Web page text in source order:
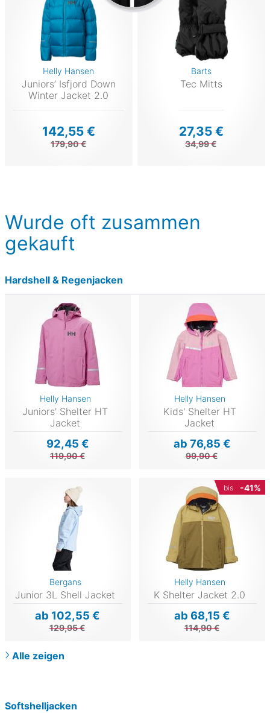
Helly Hansen
Juniors’ Isfjord Down
Winter Jacket 2.0
142,55 €
179,90 €
Barts
Tec Mitts
27,35 €
34,99 €
Wurde oft zusammen
gekauft
Hardshell & Regenjacken
Helly Hansen
Juniors' Shelter HT
Jacket
92,45 €
119,90 €
Helly Hansen
Kids' Shelter HT
Jacket
ab 76,85 €
99,90 €
Bergans
Junior 3L Shell Jacket
ab 102,55 €
129,95 €
bis -41%
Helly Hansen
K Shelter Jacket 2.0
ab 68,15 €
114,90 €
Alle zeigen
Softshelljacken